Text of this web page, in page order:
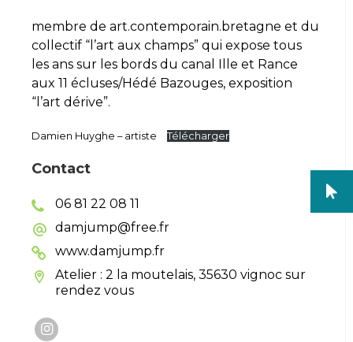
membre de art.contemporain.bretagne et du
collectif “l’art aux champs” qui expose tous
les ans sur les bords du canal Ille et Rance
aux 11 écluses/Hédé Bazouges, exposition
“l’art dérive”.
Damien Huyghe – artiste Télécharger
Contact
06 81 22 08 11
damjump@free.fr
www.damjump.fr
Atelier : 2 la moutelais, 35630 vignoc sur
rendez vous